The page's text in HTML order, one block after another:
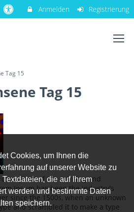
Cookies, um Ihnen die
auf unserer Website zu
die auf Ihrem
werden und bestimmte Daten
speichern.
Anmelden Registrierung
Tag 15
Tag 15
text of the printing and
Ipsum has been the industry's
since the 1500s, when an unknown
and scrambled it to make a type